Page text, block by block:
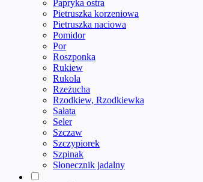
Papryka ostra
Pietruszka korzeniowa
Pietruszka naciowa
Pomidor
Por
Roszponka
Rukiew
Rukola
Rzeżucha
Rzodkiew, Rzodkiewka
Sałata
Seler
Szczaw
Szczypiorek
Szpinak
Słonecznik jadalny